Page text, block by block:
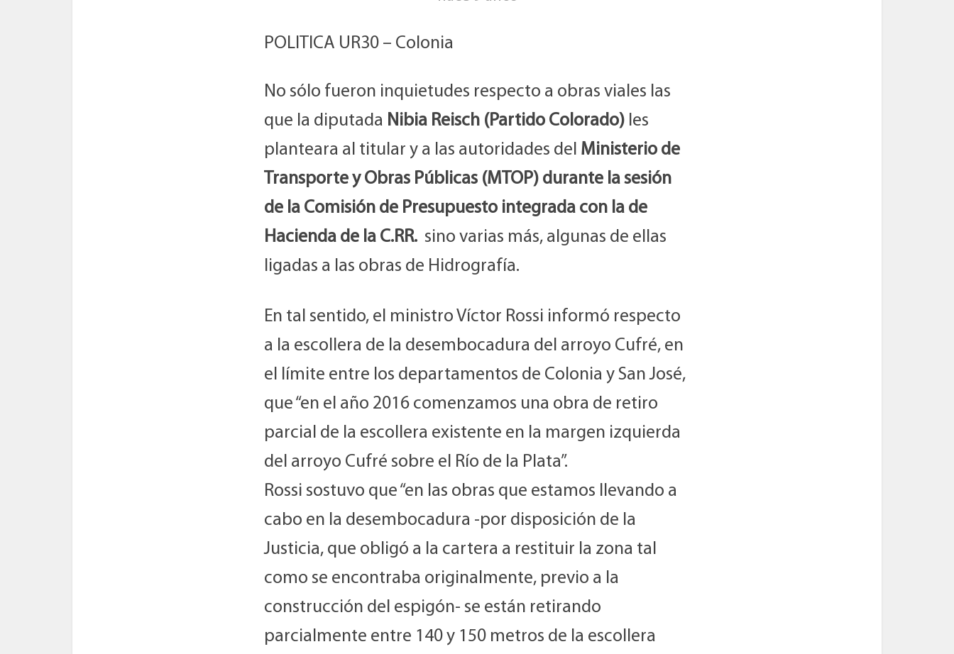
POLITICA UR30 – Colonia
No sólo fueron inquietudes respecto a obras viales las
que la diputada Nibia Reisch (Partido Colorado) les
planteara al titular y a las autoridades del Ministerio de
Transporte y Obras Públicas (MTOP) durante la sesión
de la Comisión de Presupuesto integrada con la de
Hacienda de la C.RR. sino varias más, algunas de ellas
ligadas a las obras de Hidrografía.
En tal sentido, el ministro Víctor Rossi informó respecto
a la escollera de la desembocadura del arroyo Cufré, en
el límite entre los departamentos de Colonia y San José,
que “en el año 2016 comenzamos una obra de retiro
parcial de la escollera existente en la margen izquierda
del arroyo Cufré sobre el Río de la Plata”.
Rossi sostuvo que “en las obras que estamos llevando a
cabo en la desembocadura -por disposición de la
Justicia, que obligó a la cartera a restituir la zona tal
como se encontraba originalmente, previo a la
construcción del espigón- se están retirando
parcialmente entre 140 y 150 metros de la escollera